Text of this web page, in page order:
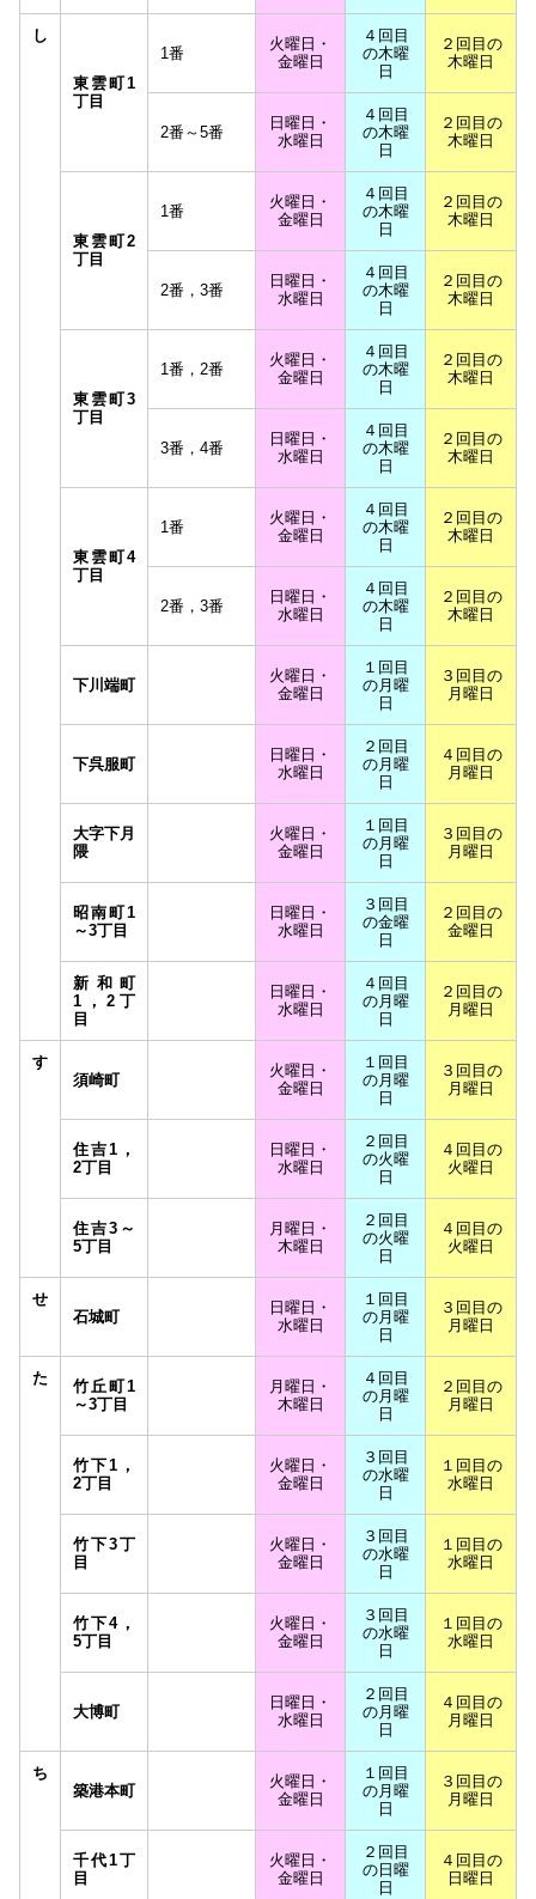
し
東雲町1
丁目
1番
火曜日・
金曜日
４回目
の木曜
日
２回目の
木曜日
2番～5番
日曜日・
水曜日
４回目
の木曜
日
２回目の
木曜日
東雲町2
丁目
1番
火曜日・
金曜日
４回目
の木曜
日
２回目の
木曜日
2番，3番
日曜日・
水曜日
４回目
の木曜
日
２回目の
木曜日
東雲町3
丁目
1番，2番
火曜日・
金曜日
４回目
の木曜
日
２回目の
木曜日
3番，4番
日曜日・
水曜日
４回目
の木曜
日
２回目の
木曜日
東雲町4
丁目
1番
火曜日・
金曜日
４回目
の木曜
日
２回目の
木曜日
2番，3番
日曜日・
水曜日
４回目
の木曜
日
２回目の
木曜日
下川端町
火曜日・
金曜日
１回目
の月曜
日
３回目の
月曜日
下呉服町
日曜日・
水曜日
２回目
の月曜
日
４回目の
月曜日
大字下月
隈
火曜日・
金曜日
１回目
の月曜
日
３回目の
月曜日
昭南町1
～3丁目
日曜日・
水曜日
３回目
の金曜
日
２回目の
金曜日
新和町
1，2丁
目
日曜日・
水曜日
４回目
の月曜
日
２回目の
月曜日
す
須崎町
火曜日・
金曜日
１回目
の月曜
日
３回目の
月曜日
住吉1，
2丁目
日曜日・
水曜日
２回目
の火曜
日
４回目の
火曜日
住吉3～
5丁目
月曜日・
木曜日
２回目
の火曜
日
４回目の
火曜日
せ
石城町
日曜日・
水曜日
１回目
の月曜
日
３回目の
月曜日
た
竹丘町1
～3丁目
月曜日・
木曜日
４回目
の月曜
日
２回目の
月曜日
竹下1，
2丁目
火曜日・
金曜日
３回目
の水曜
日
１回目の
水曜日
竹下3丁
目
火曜日・
金曜日
３回目
の水曜
日
１回目の
水曜日
竹下4，
5丁目
火曜日・
金曜日
３回目
の水曜
日
１回目の
水曜日
大博町
日曜日・
水曜日
２回目
の月曜
日
４回目の
月曜日
ち
築港本町
火曜日・
金曜日
１回目
の月曜
日
３回目の
月曜日
千代1丁
目
火曜日・
金曜日
２回目
の日曜
日
４回目の
日曜日